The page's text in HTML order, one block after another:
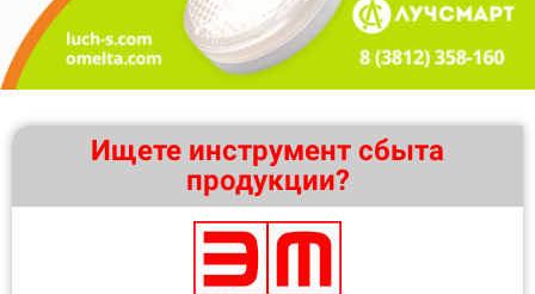
Ищете инструмент сбыта
продукции?